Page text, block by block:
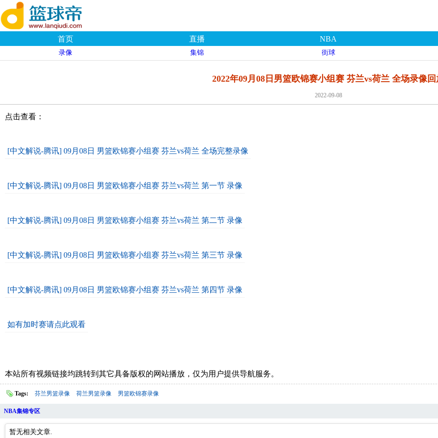
首页 直播 NBA
录像 集锦 街球
2022年09月08日男篮欧锦赛小组赛 芬兰vs荷兰 全场录像回
2022-09-08
点击查看：
[中文解说-腾讯] 09月08日 男篮欧锦赛小组赛 芬兰vs荷兰 全场完整录像
[中文解说-腾讯] 09月08日 男篮欧锦赛小组赛 芬兰vs荷兰 第一节 录像
[中文解说-腾讯] 09月08日 男篮欧锦赛小组赛 芬兰vs荷兰 第二节 录像
[中文解说-腾讯] 09月08日 男篮欧锦赛小组赛 芬兰vs荷兰 第三节 录像
[中文解说-腾讯] 09月08日 男篮欧锦赛小组赛 芬兰vs荷兰 第四节 录像
如有加时赛请点此观看
本站所有视频链接均跳转到其它具备版权的网站播放，仅为用户提供导航服务。
Tags: 芬兰男篮录像 荷兰男篮录像 男篮欧锦赛录像
NBA集锦专区
暂无相关文章.